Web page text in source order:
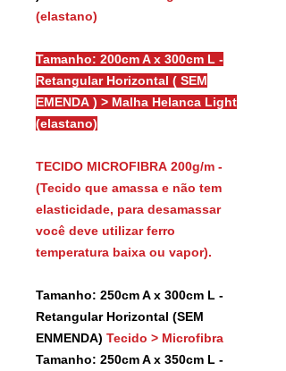
(elastano)
Tamanho: 200cm A x 300cm L -
Retangular Horizontal ( SEM
EMENDA ) > Malha Helanca Light
(elastano)
TECIDO MICROFIBRA 200g/m -
(Tecido que amassa e não tem
elasticidade, para desamassar
você deve utilizar ferro
temperatura baixa ou vapor).
Tamanho: 250cm A x 300cm L -
Retangular Horizontal (SEM
ENMENDA) Tecido > Microfibra
Tamanho: 250cm A x 350cm L -